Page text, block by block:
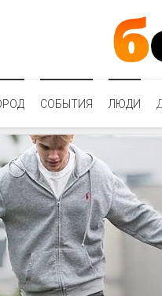
СОБЫТИЯ ЛЮДИ